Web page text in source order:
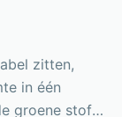
zitten,
in één
groene stof